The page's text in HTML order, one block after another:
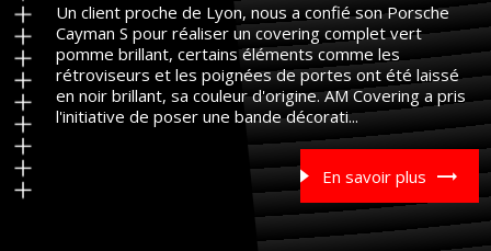
Un client proche de Lyon, nous a confié son Porsche
Cayman S pour réaliser un covering complet vert
pomme brillant, certains éléments comme les
rétroviseurs et les poignées de portes ont été laissé
en noir brillant, sa couleur d'origine. AM Covering a pris
l'initiative de poser une bande décorati...
En savoir plus